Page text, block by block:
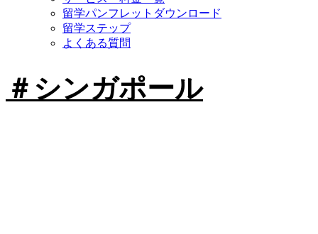
留学パンフレットダウンロード
留学ステップ
よくある質問
＃シンガポール